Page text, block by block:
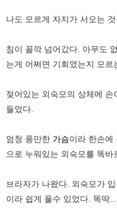
나도 모르게 자지가 서오는
침이 꼴깍 넘어갔다. 아무도
는게 어쩌면 기회였는지 모르
젖어있는 외숙모의 상체에 손
들었다.
엄청 풍만한 가슴이라 한손에
으로 누워있는 외숙모를 똑바
브라자가 나왔다. 외숙모가
이라 쉽게 풀수 있었다. 똑딱...